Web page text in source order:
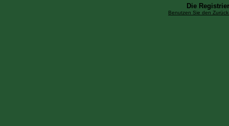
Die
Benutzen Sie den